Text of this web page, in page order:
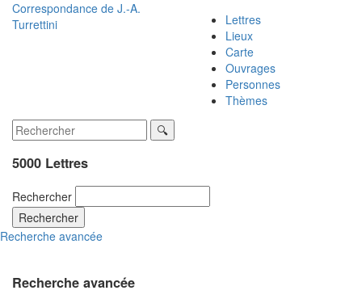
Correspondance de J.-A.
Turrettini
Lettres
Lieux
Carte
Ouvrages
Personnes
Thèmes
5000 Lettres
Rechercher
Rechercher
Recherche avancée
Recherche avancée